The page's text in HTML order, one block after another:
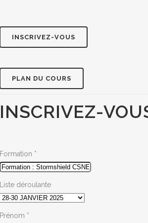
INSCRIVEZ-VOUS
PLAN DU COURS
INSCRIVEZ-
Formation *
Liste déroulante
Prénom *